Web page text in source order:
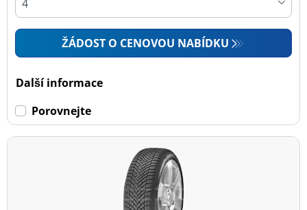
ŽÁDOST O CENOVOU NABÍDKU
Další informace
Porovnejte